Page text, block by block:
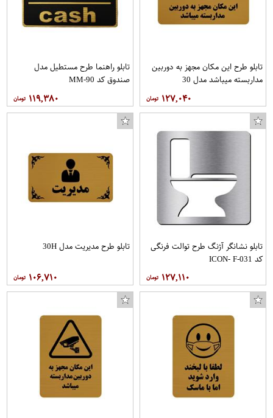
تابلو طرح این مکان مجهز به دوربین
مداربسته میباشد مدل 30
۱۲۷,۰۴۰
تابلو راهنما طرح مستطیل مدل
صندوق کد MM-90
۱۱۹,۳۸۰
تابلو نشانگر آژنگ طرح توالت فرنگی
کد ICON- F-031
۱۲۷,۱۱۰
تابلو طرح مدیریت مدل 30H
۱۰۶,۷۱۰